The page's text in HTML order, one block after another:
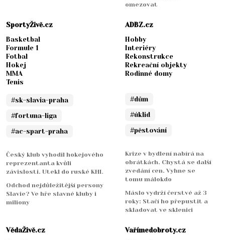
omezovat
SportyŽivě.cz
Basketbal
Formule 1
Fotbal
Hokej
MMA
Tenis
#sk-slavia-praha
#fortuna-liga
#ac-spart-praha
Český klub vyhodil hokejového
reprezentanta kvůli
závislosti. Utekl do ruské KHL
Odchod nejdůležitější persony
Slavie? Ve hře slavné kluby i
miliony
ADBZ.cz
Hobby
Interiéry
Rekonstrukce
Rekreační objekty
Rodinné domy
#dům
#úklid
#pěstování
Krize v bydlení nabírá na
obrátkách. Chystá se další
zvedání cen. Vyhne se
tomu málokdo
Máslo vydrží čerstvé až 3
roky: Stačí ho přepustit a
skladovat ve sklenici
VědaŽivě.cz
Vařímedobroty.cz